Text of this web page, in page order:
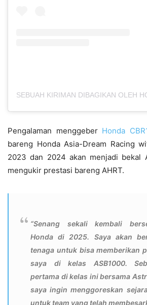
Pengalaman menggeber Honda
bareng Honda Asia-Dream Racing
2023 dan 2024 akan menjadi bekal
mengukir prestasi bareng AHRT.
“Senang sekali kembali
Honda di 2025. Saya akan
tenaga untuk bisa memberikan
saya di kelas ASB1000.
pertama di kelas ini bersama
saya ingin menggoreskan
untuk team yang telah